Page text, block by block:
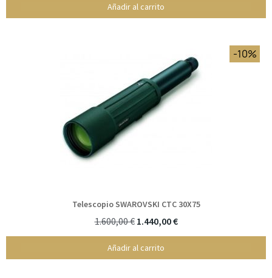
Añadir al carrito
-10%
Telescopio SWAROVSKI CTC 30X75
1.600,00 € 1.440,00 €
Añadir al carrito